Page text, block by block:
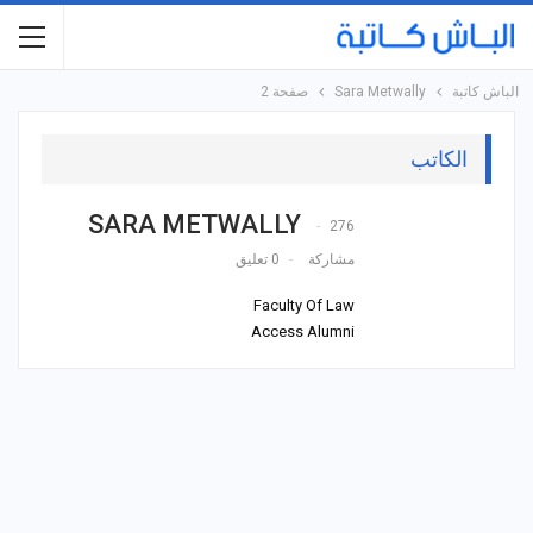
الباش كاتبة Sara Metwally صفحة 2
الكاتب
SARA METWALLY
276
مشاركة
0 تعليق
Faculty Of Law
Access Alumni